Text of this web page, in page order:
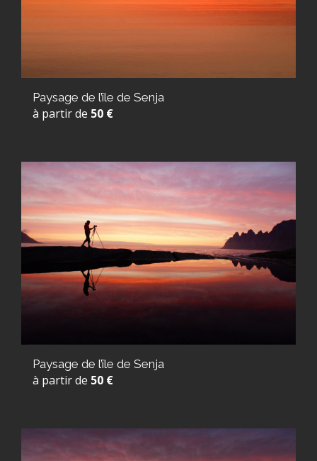
Paysage de l’île de Senja
à partir de 50 €
Paysage de l’île de Senja
à partir de 50 €